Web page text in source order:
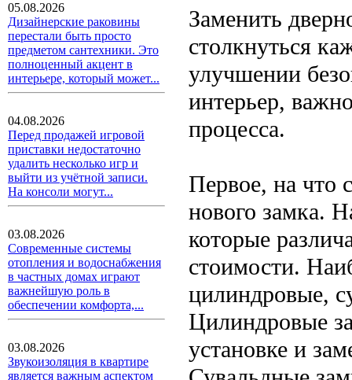
05.08.2026
Дизайнерские раковины
перестали быть просто
предметом сантехники. Это
полноценный акцент в
интерьере, который может...
04.08.2026
Перед продажей игровой
приставки недостаточно
удалить несколько игр и
выйти из учётной записи.
На консоли могут...
03.08.2026
Современные системы
отопления и водоснабжения
в частных домах играют
важнейшую роль в
обеспечении комфорта,...
03.08.2026
Звукоизоляция в квартире
является важным аспектом
Заменить
столкнуться
улучшении
интерьер,
процесса.
Первое, на что
нового замка.
которые
стоимости.
цилиндровые,
Цилиндровые
установке и